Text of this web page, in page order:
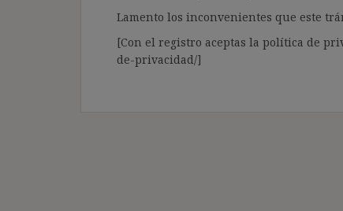
Lamento los inconvenientes que este
[Con el registro aceptas la política de
de-privacidad/]